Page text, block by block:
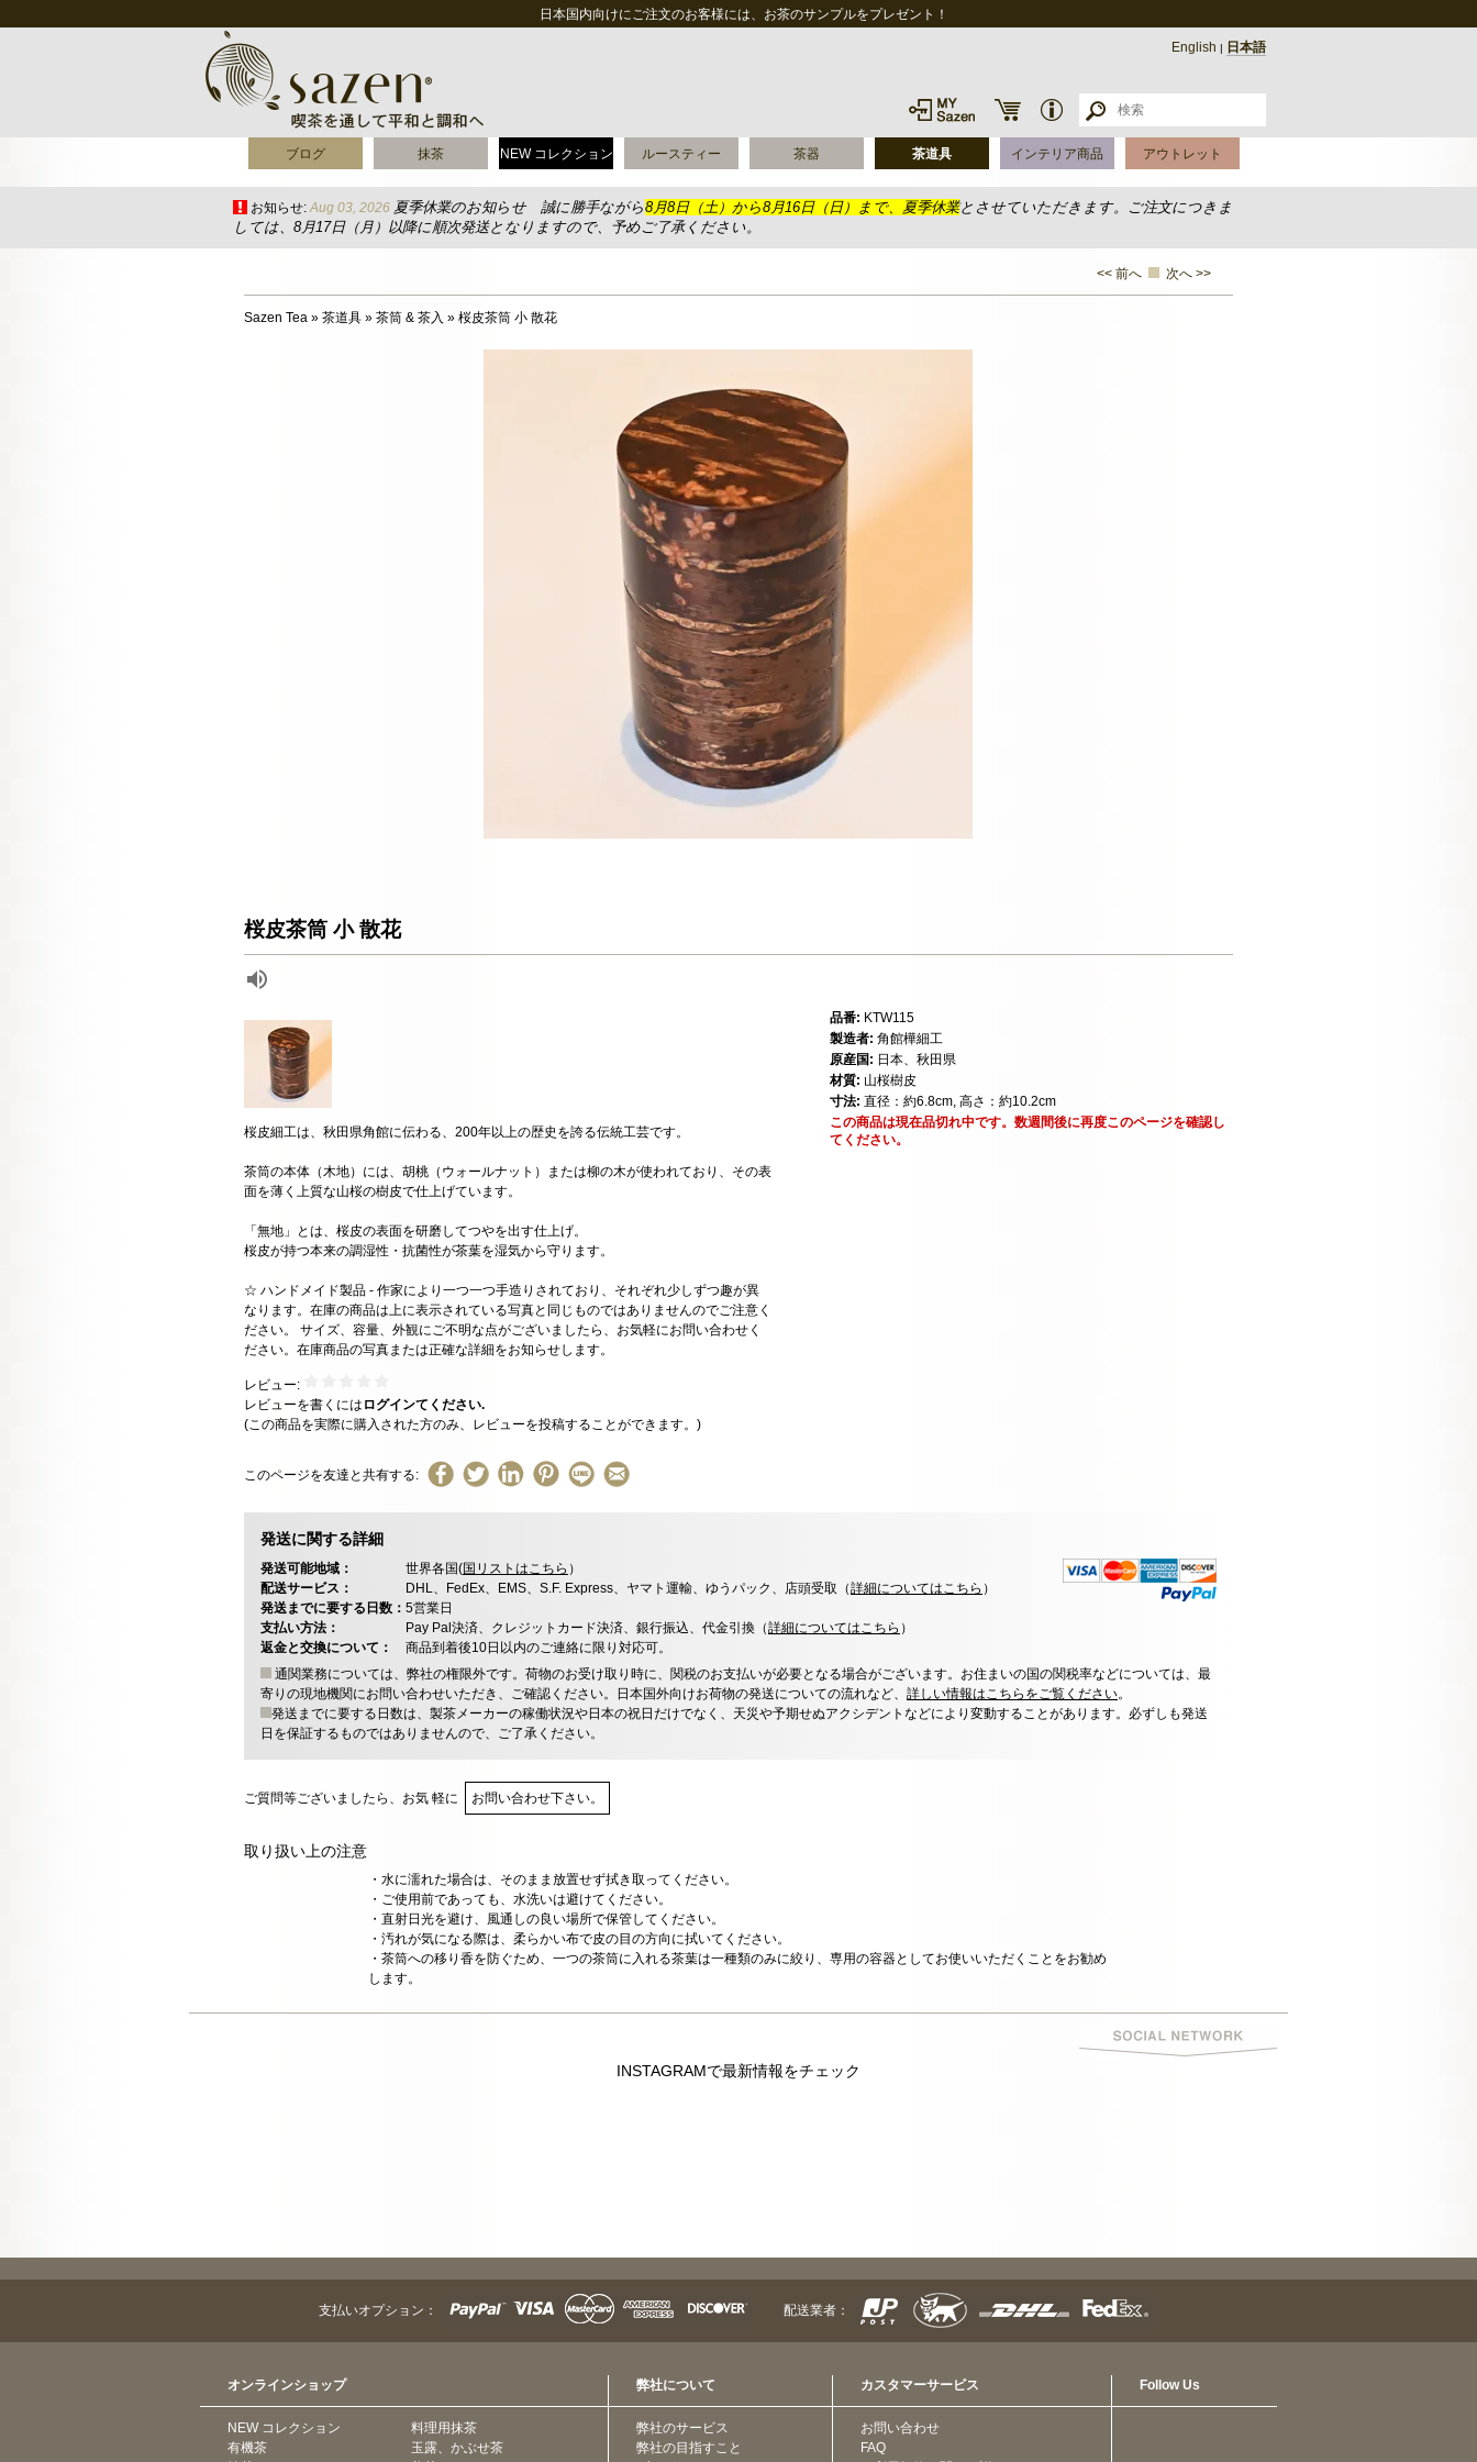
日本国内向けにご注文のお客様には、お茶のサンプルをプレゼント！
English | 日本語
ブログ 抹茶 NEW コレクション ルースティー 茶器 茶道具 インテリア商品 アウトレット
お知らせ: Aug 03, 2026 夏季休業のお知らせ 誠に勝手ながら8月8日（土）から8月16日（日）まで、夏季休業とさせていただきます。ご注文につきま
しては、8月17日（月）以降に順次発送となりますので、予めご了承ください。
<< 前へ 次へ >>
Sazen Tea » 茶道具 » 茶筒 & 茶入 » 桜皮茶筒 小 散花
桜皮茶筒 小 散花
桜皮細工は、秋田県角館に伝わる、200年以上の歴史を誇る伝統工芸です。
茶筒の本体（木地）には、胡桃（ウォールナット）または柳の木が使われており、その表
面を薄く上質な山桜の樹皮で仕上げています。
「無地」とは、桜皮の表面を研磨してつやを出す仕上げ。
桜皮が持つ本来の調湿性・抗菌性が茶葉を湿気から守ります。
☆ ハンドメイド製品 - 作家により一つ一つ手造りされており、それぞれ少しずつ趣が異
なります。在庫の商品は上に表示されている写真と同じものではありませんのでご注意く
ださい。 サイズ、容量、外観にご不明な点がございましたら、お気軽にお問い合わせく
ださい。在庫商品の写真または正確な詳細をお知らせします。
レビュー:
レビューを書くには ログインてください.
(この商品を実際に購入された方のみ、レビューを投稿することができます。)
このページを友達と共有する:
品番: KTW115
製造者: 角館樺細工
原産国: 日本、秋田県
材質: 山桜樹皮
寸法: 直径：約6.8cm, 高さ：約10.2cm
この商品は現在品切れ中です。数週間後に再度このページを確認し
てください。
発送に関する詳細
発送可能地域： 世界各国(国リストはこちら ）
配送サービス：
DHL、FedEx、EMS、S.F. Express、ヤマト運輸、ゆうパック、店頭受取（詳細についてはこちら ）
発送までに要する日数： 5営業日
支払い方法：
Pay Pal決済、クレジットカード決済、銀行振込、代金引換（詳細についてはこちら ）
返金と交換について：
商品到着後10日以内のご連絡に限り対応可。
通関業務については、弊社の権限外です。荷物のお受け取り時に、関税のお支払いが必要となる場合がございます。お住まいの国の関税率などについては、最
寄りの現地機関にお問い合わせいただき、ご確認ください。日本国外向けお荷物の発送についての流れなど、 詳しい情報はこちらをご覧ください。
発送までに要する日数は、製茶メーカーの稼働状況や日本の祝日だけでなく、天災や予期せぬアクシデントなどにより変動することがあります。必ずしも発送
日を保証するものではありませんので、ご了承ください。
ご質問等ございましたら、お気 軽に お問い合わせ下さい。
取り扱い上の注意
・水に濡れた場合は、そのまま放置せず拭き取ってください。
・ご使用前であっても、水洗いは避けてください。
・直射日光を避け、風通しの良い場所で保管してください。
・汚れが気になる際は、柔らかい布で皮の目の方向に拭いてください。
・茶筒への移り香を防ぐため、一つの茶筒に入れる茶葉は一種類のみに絞り、専用の容器としてお使いいただくことをお勧め
します。
INSTAGRAMで最新情報をチェック
支払いオプション： 配送業者：
オンラインショップ
NEW コレクション
有機茶
料理用抹茶
玉露、かぶせ茶
弊社について
弊社のサービス
弊社の目指すこと
カスタマーサービス
お問い合わせ
FAQ
Follow Us